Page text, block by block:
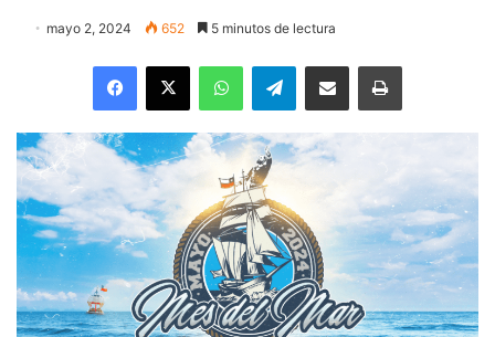
mayo 2, 2024 652 5 minutos de lectura
Facebook
X WhatsAppTelegramEnviar vía email Imprimir